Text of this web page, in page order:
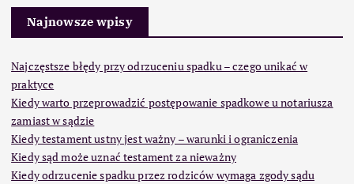
Najnowsze wpisy
Najczęstsze błędy przy odrzuceniu spadku – czego unikać w
praktyce
Kiedy warto przeprowadzić postępowanie spadkowe u notariusza
zamiast w sądzie
Kiedy testament ustny jest ważny – warunki i ograniczenia
Kiedy sąd może uznać testament za nieważny
Kiedy odrzucenie spadku przez rodziców wymaga zgody sądu